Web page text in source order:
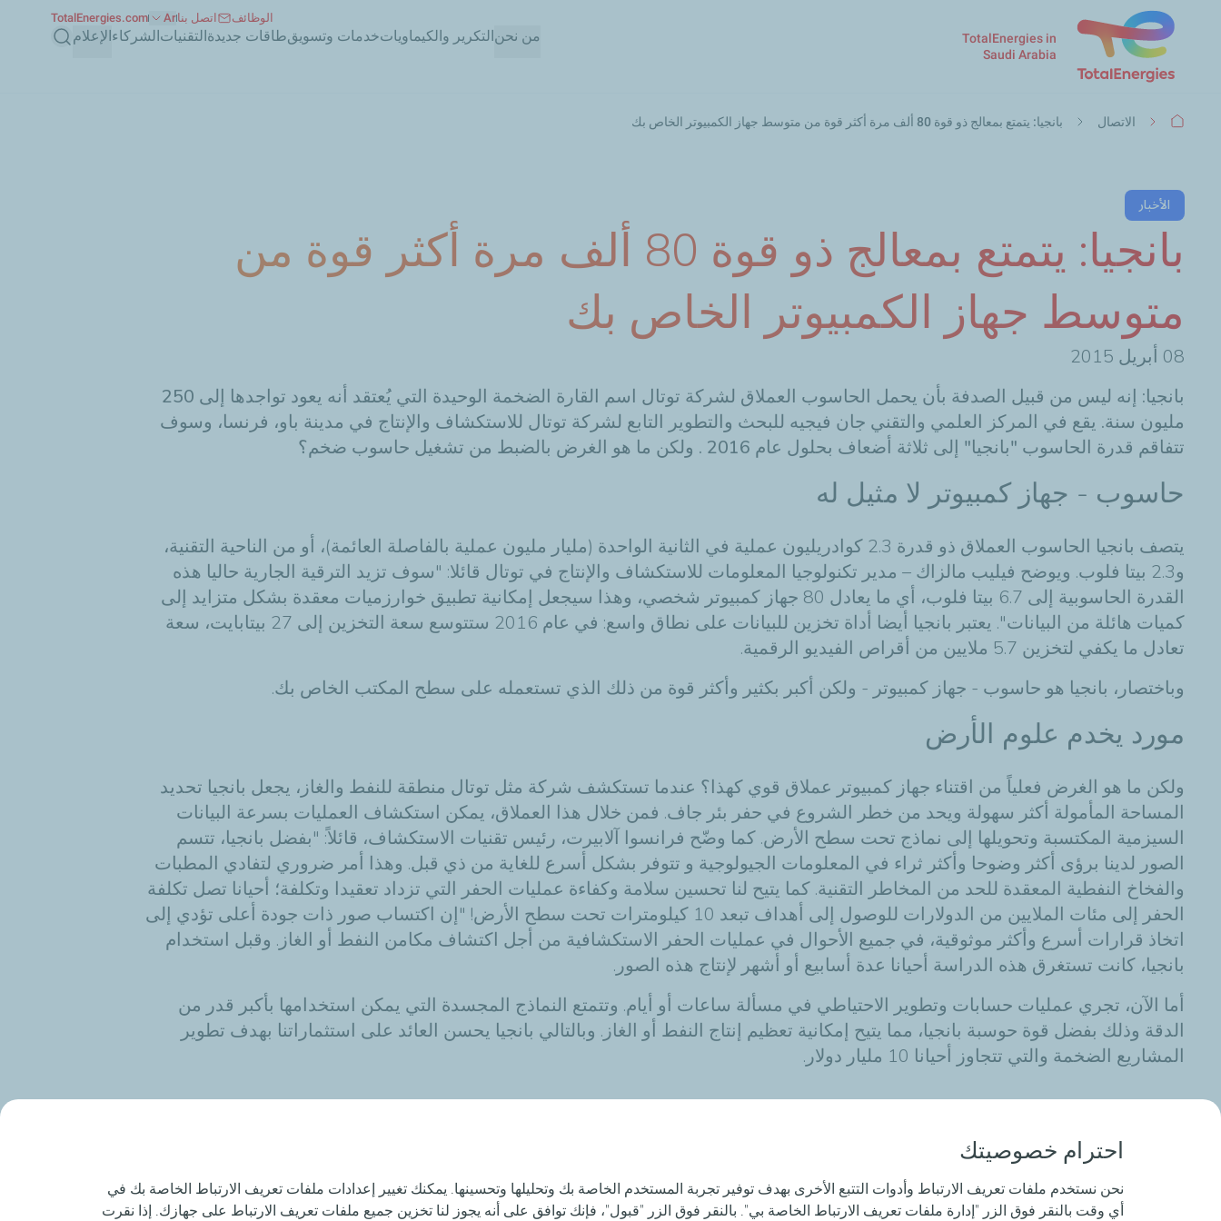
TotalEnergies in
Saudi Arabia
من نحنالتكرير والكيماوياتخدمات وتسويقطاقات جديدةالتقنياتالشركاءالإعلامبحث
الوظائف اتصل بناAr
TotalEnergies.com
مسار الاتصال بانجيا: يتمتع بمعالج ذو قوة 80 ألف مرة أكثر قوة من متوسط جهاز الكمبيوتر الخاص بك
الأخبار
بانجيا: يتمتع بمعالج ذو قوة 80 ألف مرة أكثر قوة من
متوسط جهاز الكمبيوتر الخاص بك
08 أبريل 2015
بانجيا: إنه ليس من قبيل الصدفة بأن يحمل الحاسوب العملاق لشركة توتال اسم القارة الضخمة الوحيدة التي يُعتقد أنه يعود تواجدها إلى 250
مليون سنة. يقع في المركز العلمي والتقني جان فيجيه للبحث والتطوير التابع لشركة توتال للاستكشاف والإنتاج في مدينة باو، فرنسا، وسوف
تتفاقم قدرة الحاسوب "بانجيا" إلى ثلاثة أضعاف بحلول عام 2016 . ولكن ما هو الغرض بالضبط من تشغيل حاسوب ضخم؟
حاسوب - جهاز كمبيوتر لا مثيل له
يتصف بانجيا الحاسوب العملاق ذو قدرة 2.3 كوادريليون عملية في الثانية الواحدة (مليار مليون عملية بالفاصلة العائمة)، أو من الناحية التقنية،
و2.3
بيتا فلوب. ويوضح فيليب مالزاك – مدير تكنولوجيا المعلومات للاستكشاف والإنتاج في توتال قائلا: "سوف تزيد الترقية الجارية حاليا هذه
القدرة الحاسوبية إلى 6.7 بيتا فلوب، أي ما يعادل 80 جهاز كمبيوتر شخصي، وهذا سيجعل إمكانية تطبيق خوارزميات معقدة بشكل متزايد إلى
كميات هائلة من البيانات". يعتبر بانجيا أيضا أداة تخزين للبيانات على نطاق واسع: في عام 2016 ستتوسع سعة التخزين
إلى
27 بيتابايت، سعة
تعادل ما يكفي لتخزين 5.7 ملايين من أقراص الفيديو الرقمية.
وباختصار، بانجيا هو حاسوب - جهاز كمبيوتر - ولكن أكبر بكثير وأكثر قوة من ذلك الذي تستعمله على سطح المكتب الخاص بك.
مورد يخدم علوم الأرض
ولكن ما هو الغرض فعلياً من اقتناء جهاز كمبيوتر عملاق قوي كهذا؟ عندما تستكشف شركة مثل توتال منطقة للنفط والغاز، يجعل بانجيا تحديد
المساحة المأمولة أكثر سهولة ويحد من خطر الشروع في حفر بئر جاف. فمن خلال هذا العملاق، يمكن استكشاف العمليات بسرعة البيانات
السيزمية المكتسبة وتحويلها إلى نماذج تحت سطح الأرض. كما وضّح فرانسوا آلابيرت، رئيس تقنيات الاستكشاف، قائلاً: "بفضل بانجيا، تتسم
الصور لدينا برؤى أكثر وضوحا وأكثر ثراء في المعلومات الجيولوجية و تتوفر بشكل أسرع للغاية من ذي قبل. وهذا أمر ضروري لتفادي المطبات
والفخاخ النفطية المعقدة للحد من المخاطر التقنية. كما يتيح لنا تحسين سلامة وكفاءة عمليات الحفر التي تزداد تعقيدا وتكلفة؛ أحيانا تصل تكلفة
الحفر إلى مئات الملايين من الدولارات للوصول إلى أهداف تبعد 10 كيلومترات تحت سطح الأرض! "إن اكتساب صور ذات جودة أعلى تؤدي
إلى
اتخاذ قرارات أسرع وأكثر موثوقية، في جميع الأحوال في عمليات الحفر الاستكشافية من أجل اكتشاف مكامن النفط أو الغاز. وقبل استخدام
بانجيا، كانت تستغرق هذه الدراسة أحيانا عدة أسابيع أو أشهر لإنتاج هذه الصور .
أما الآن، تجري عمليات حسابات وتطوير الاحتياطي في مسألة ساعات أو أيام. وتتمتع النماذج المجسدة التي يمكن استخدامها بأكبر قدر من
الدقة وذلك بفضل قوة حوسبة بانجيا، مما يتيح إمكانية تعظيم إنتاج النفط أو الغاز. وبالتالي بانجيا يحسن العائد على استثماراتنا بهدف تطوير
المشاريع الضخمة والتي تتجاوز أحيانا 10 مليار دولار.
تم النشر بتاريخ 07/04/2015
احترام خصوصيتك
نحن نستخدم ملفات تعريف الارتباط وأدوات التتبع الأخرى بهدف توفير تجربة المستخدم الخاصة بك وتحليلها وتحسينها. يمكنك تغيير إعدادات ملفات تعريف الارتباط الخاصة بك في
أي وقت بالنقر فوق الزر "إدارة ملفات تعريف الارتباط الخاصة بي". بالنقر فوق الزر "قبول"، فإنك توافق على أنه يجوز لنا تخزين جميع ملفات تعريف الارتباط على جهازك. إذا نقرت